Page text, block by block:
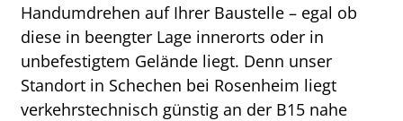
Handumdrehen auf Ihrer Baustelle – egal ob
diese in beengter Lage innerorts oder in
unbefestigtem Gelände liegt. Denn unser
Standort in Schechen bei Rosenheim liegt
verkehrstechnisch günstig an der B15 nahe